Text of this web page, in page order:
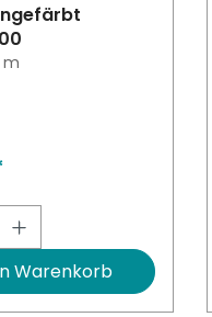
Wert
m
Anzahl: Gib
Warenkorb